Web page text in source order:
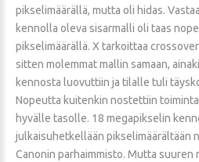
pikselimäärällä, mutta oli hidas.
kennolla oleva sisarmalli oli taas
pikselimäärällä. X tarkoittaa
sitten molemmat mallin samaan,
kennosta luovuttiin ja tilalle tuli
Nopeutta kuitenkin nostettiin
hyvälle tasolle. 18 megapikselin
julkaisuhetkellään pikselimäärältään
Canonin parhaimmisto. Mutta suuren